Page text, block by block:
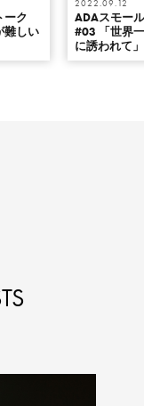
ーク
難しい
2022.09.12
ADAスモー
#03 「世界
に誘われて」